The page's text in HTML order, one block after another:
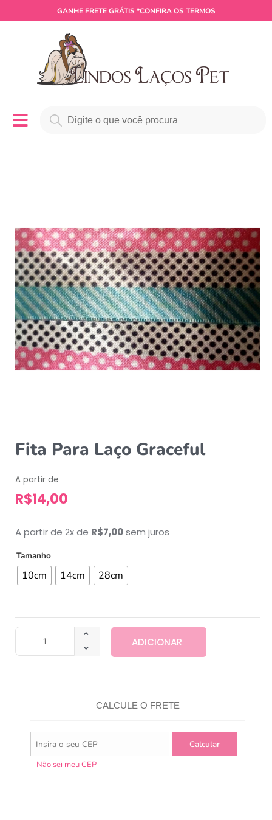
GANHE FRETE GRÁTIS *CONFIRA OS TERMOS
Fita Para Laço Graceful
A partir de
R$14,00
A partir de 2x de R$7,00sem juros
Tamanho
10cm 14cm 28cm
ADICIONAR
CALCULE O FRETE
Não sei meu CEP